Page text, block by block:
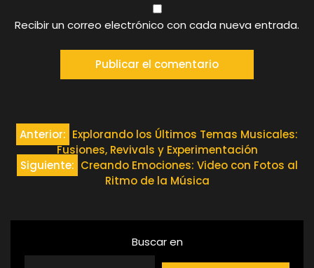
Recibir un correo electrónico con cada nueva entrada.
Navegación
de
Anterior: Explorando los Últimos Temas Musicales:
Fusiones, Revivals y Experimentación
Siguiente: Creando Emociones: Video con Fotos al
Ritmo de la Música
Buscar en